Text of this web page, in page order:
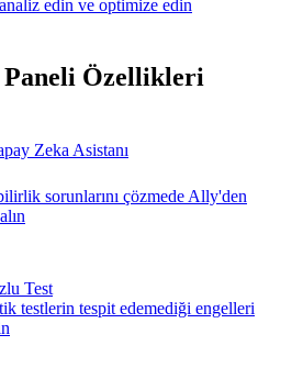
edin ve optimize edin
Özellikleri
Zeka Asistanı
sorunlarını çözmede Ally'den
Test
testlerin tespit edemediği engelleri